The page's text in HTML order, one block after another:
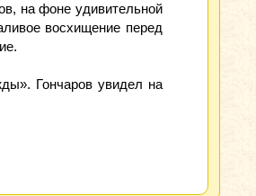
на фоне удивительной
восхищение перед
Гончаров увидел на